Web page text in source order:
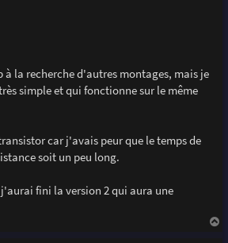
la recherche d'autres montages, mais je
simple et qui fonctionne sur le même
car j'avais peur que le temps de
soit un peu long.
fini la version 2 qui aura une